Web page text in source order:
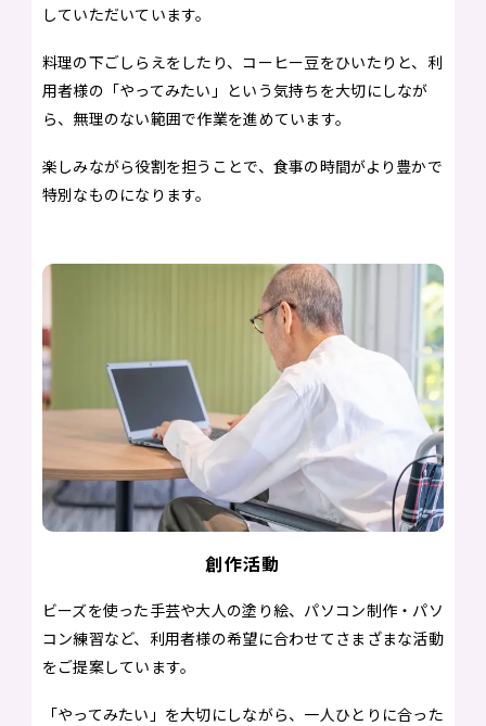
していただいています。
料理の下ごしらえをしたり、コーヒー豆をひいたりと、利
用者様の「やってみたい」という気持ちを大切にしなが
ら、無理のない範囲で作業を進めています。
楽しみながら役割を担うことで、食事の時間がより豊かで
特別なものになります。
創作活動
ビーズを使った手芸や大人の塗り絵、パソコン制作・パソ
コン練習など、利用者様の希望に合わせてさまざまな活動
をご提案しています。
「やってみたい」を大切にしながら、一人ひとりに合った